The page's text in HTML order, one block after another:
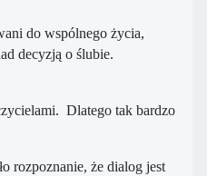
do wspólnego życia,
decyzją o ślubie.
Dlatego tak bardzo
rozpoznanie, że dialog jest